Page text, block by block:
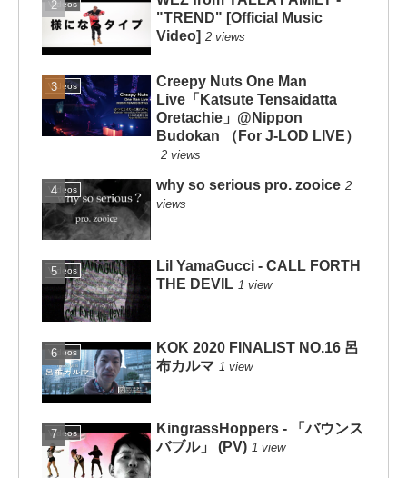
Videos
"TREND" [Official Music
Video] 2 views
Videos
Creepy Nuts One Man
Live「Katsute Tensaidatta
Oretachie」@Nippon
Budokan （For J-LOD LIVE）
2 views
Videos why so serious pro. zooice 2
views
Videos
Lil YamaGucci - CALL FORTH
THE DEVIL 1 view
Videos
KOK 2020 FINALIST NO.16 呂
布カルマ 1 view
Videos
KingrassHoppers - 「バウンス
バブル」 (PV) 1 view